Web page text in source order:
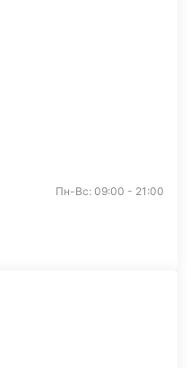
Пн-Вс: 09:00 - 21:00